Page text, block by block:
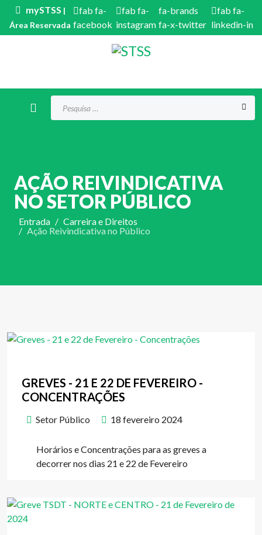
mySTSS |
Área Reservada
fab fa-
facebook
fab fa-
instagram
fa-brands
fa-x-twitter
fab fa-
linkedin-in
AÇÃO REIVINDICATIVA
NO SETOR PÚBLICO
Entrada
Carreira e Direitos
Ação Reivindicativa no Público
GREVES - 21 E 22 DE FEVEREIRO -
CONCENTRAÇÕES
Setor Público 18 fevereiro 2024
Horários e Concentrações para as greves a
decorrer nos dias 21 e 22 de Fevereiro